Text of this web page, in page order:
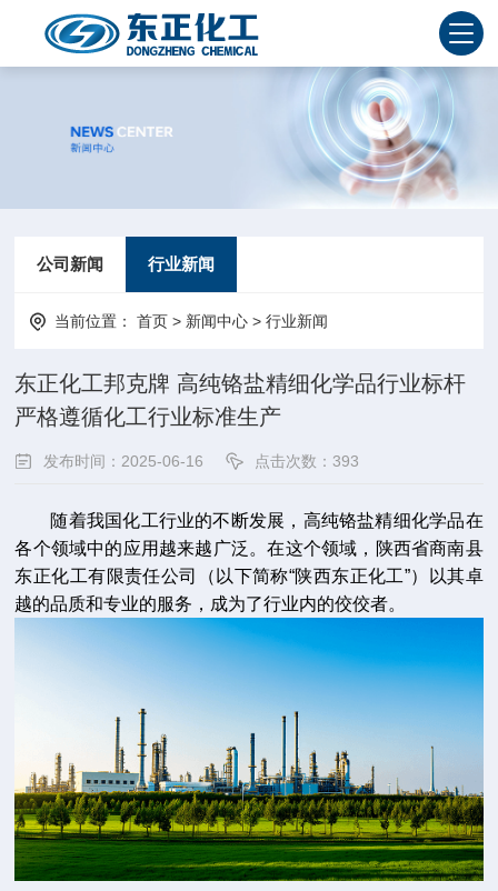
公司新闻 行业新闻
当前位置：首页 > 新闻中心 >行业新闻
东正化工邦克牌 高纯铬盐精细化学品行业标杆
严格遵循化工行业标准生产
发布时间：2025-06-16 点击次数： 393
随着我国化工行业的不断发展，高纯铬盐精细化学品在
各个领域中的应用越来越广泛。在这个领域，陕西省商南县
东正化工有限责任公司（以下简称“陕西东正化工”）以其卓
越的品质和专业的服务，成为了行业内的佼佼者。